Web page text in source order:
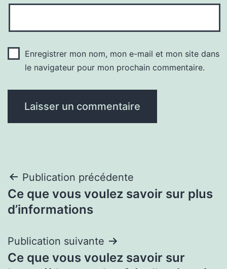
Enregistrer mon nom, mon e-mail et mon site dans
le navigateur pour mon prochain commentaire.
Navigation
de
Publication précédente
Ce que vous voulez savoir sur plus
d’informations
Publication suivante
Ce que vous voulez savoir sur